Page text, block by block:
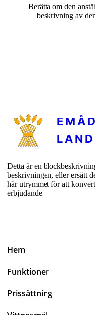
Berätta om den
beskrivning av
Detta är en
beskrivningen, eller ersätt
här utrymmet för att
erbjudande
Hem
Funktioner
Prissättning